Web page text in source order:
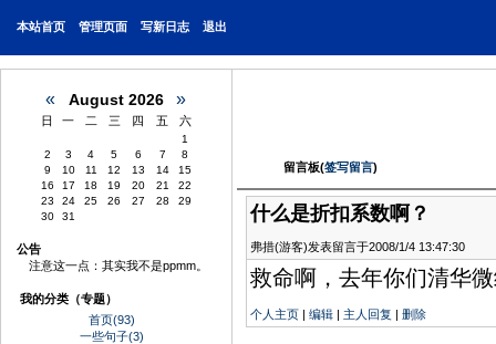
本站首页 管理页面 写新日志 退出
« August 2026 »
日 一 二 三 四 五 六
1
2
3 4 5 6 7
8
9
10 11 12 13 14
15
16
17 18 19 20 21
22
23
24 25 26 27 28
29
30
31
公告
注意这一点：其实我不是ppmm。
我的分类（专题）
首页(93)
一些句子(3)
留言板(签写留言)
什么是折扣系数啊？
弗措(游客)发表留言于2008/1/4 13:47:30
救命啊，去年你们清华
个人主页 | 编辑 | 主人回复 | 删除